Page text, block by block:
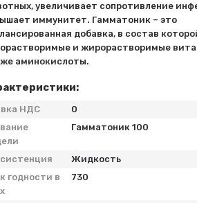
увеличивает сопротивление
иммунитет. Гамматоник – это
добавка, в состав
и жирорастворимые
аминокислоты.
НДС
0
Гамматоник 100
Жидкость
годности в
730